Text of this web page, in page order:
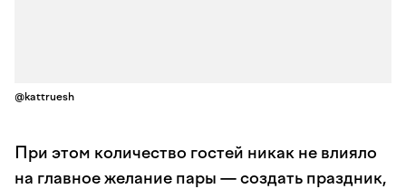
@kattruesh
При этом количество гостей никак не влияло
на главное желание пары — создать праздник,